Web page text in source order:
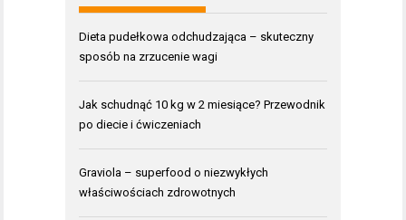
Dieta pudełkowa odchudzająca – skuteczny
sposób na zrzucenie wagi
Jak schudnąć 10 kg w 2 miesiące? Przewodnik
po diecie i ćwiczeniach
Graviola – superfood o niezwykłych
właściwościach zdrowotnych